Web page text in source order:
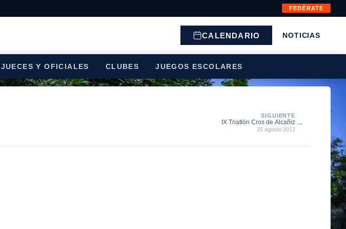
FEDÉRATE
CALENDARIO NOTICIAS
JUECES Y OFICIALES CLUBES JUEGOS ESCOLARES
SIGUIENTE
IX Triatlón Cros de Alcañiz
25 agosto 2012
→